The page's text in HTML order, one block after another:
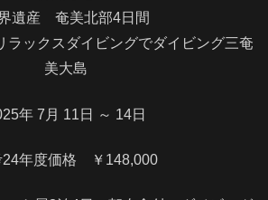
遺産 奄美北部4日間
ラックスダイビングでダイビング三奄
美大島
年 7月 11日 ～ 14日
24年度価格 ￥148,000